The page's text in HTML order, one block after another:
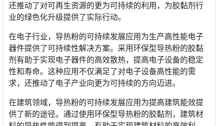
还推动了对可再生资源的更为可持续的利用，为胶黏剂行
业的绿色化升级提供了实际行动。
在电子行业，导热粉的可持续发展应用为生产高性能电子
器件提供了可持续性解决方案。采用环保型导热粉的胶黏
剂有助于实现电子器件的高效散热，提高电子设备的稳定
性和寿命。这种应用不仅满足了对电子设备高性能的需
求，还推动了电子产业向更为可持续的方向迈进。
在建筑领域，导热粉的可持续发展应用为提高建筑能效提
供了新的途径。通过使用环保型导热粉的胶黏剂，建筑材